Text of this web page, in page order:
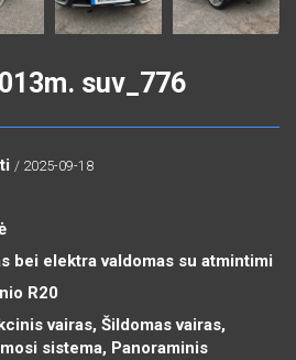
suv_776
/ 2025-09-18
bei elektra valdomas su atmintimi
R20
vairas, Šildomas vairas,
sistema, Panoraminis